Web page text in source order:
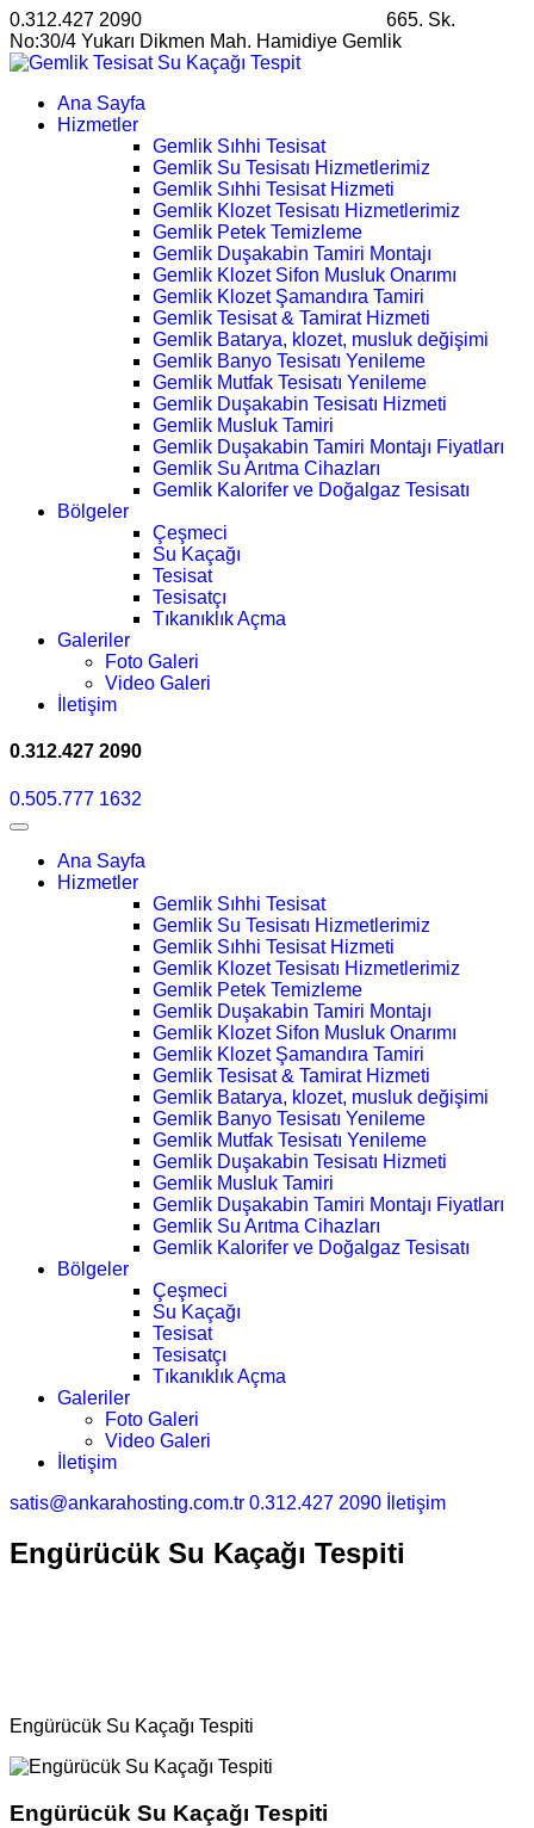
0.312.427 2090
665. Sk.
No:30/4 Yukarı Dikmen Mah. Hamidiye Gemlik
Ana Sayfa
Hizmetler
Gemlik Sıhhi Tesisat
Gemlik Su Tesisatı Hizmetlerimiz
Gemlik Sıhhi Tesisat Hizmeti
Gemlik Klozet Tesisatı Hizmetlerimiz
Gemlik Petek Temizleme
Gemlik Duşakabin Tamiri Montajı
Gemlik Klozet Sifon Musluk Onarımı
Gemlik Klozet Şamandıra Tamiri
Gemlik Tesisat & Tamirat Hizmeti
Gemlik Batarya, klozet, musluk değişimi
Gemlik Banyo Tesisatı Yenileme
Gemlik Mutfak Tesisatı Yenileme
Gemlik Duşakabin Tesisatı Hizmeti
Gemlik Musluk Tamiri
Gemlik Duşakabin Tamiri Montajı Fiyatları
Gemlik Su Arıtma Cihazları
Gemlik Kalorifer ve Doğalgaz Tesisatı
Bölgeler
Çeşmeci
Su Kaçağı
Tesisat
Tesisatçı
Tıkanıklık Açma
Galeriler
Foto Galeri
Video Galeri
İletişim
0.312.427 2090
0.505.777 1632
Ana Sayfa
Hizmetler
Gemlik Sıhhi Tesisat
Gemlik Su Tesisatı Hizmetlerimiz
Gemlik Sıhhi Tesisat Hizmeti
Gemlik Klozet Tesisatı Hizmetlerimiz
Gemlik Petek Temizleme
Gemlik Duşakabin Tamiri Montajı
Gemlik Klozet Sifon Musluk Onarımı
Gemlik Klozet Şamandıra Tamiri
Gemlik Tesisat & Tamirat Hizmeti
Gemlik Batarya, klozet, musluk değişimi
Gemlik Banyo Tesisatı Yenileme
Gemlik Mutfak Tesisatı Yenileme
Gemlik Duşakabin Tesisatı Hizmeti
Gemlik Musluk Tamiri
Gemlik Duşakabin Tamiri Montajı Fiyatları
Gemlik Su Arıtma Cihazları
Gemlik Kalorifer ve Doğalgaz Tesisatı
Bölgeler
Çeşmeci
Su Kaçağı
Tesisat
Tesisatçı
Tıkanıklık Açma
Galeriler
Foto Galeri
Video Galeri
İletişim
satis@ankarahosting.com.tr 0.312.427 2090 İletişim
Engürücük Su Kaçağı Tespiti
Engürücük Su Kaçağı Tespiti
Engürücük Su Kaçağı Tespiti